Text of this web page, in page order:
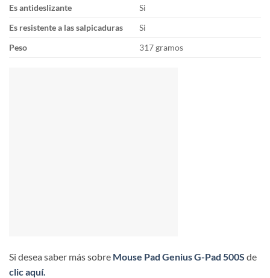
Es antideslizante
Si
Es resistente a las salpicaduras
Si
Peso
317 gramos
Si desea saber más sobre Mouse Pad Genius G-Pad 500S de
clic aquí.